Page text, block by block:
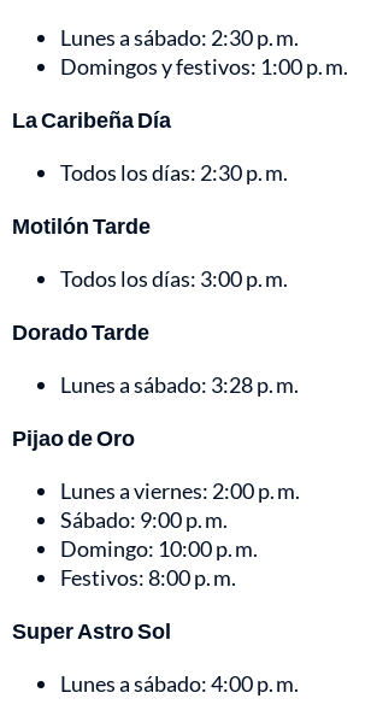
Lunes a sábado: 2:30 p. m.
Domingos y festivos: 1:00 p. m.
La Caribeña Día
Todos los días: 2:30 p. m.
Motilón Tarde
Todos los días: 3:00 p. m.
Dorado Tarde
Lunes a sábado: 3:28 p. m.
Pijao de Oro
Lunes a viernes: 2:00 p. m.
Sábado: 9:00 p. m.
Domingo: 10:00 p. m.
Festivos: 8:00 p. m.
Super Astro Sol
Lunes a sábado: 4:00 p. m.